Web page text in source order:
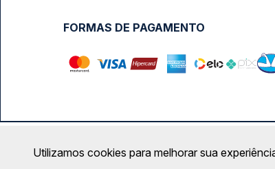
FORMAS DE PAGAMENTO
Calçada das Margaridas, 163 - Sala 02 -
Utilizamos cookies para melhorar sua